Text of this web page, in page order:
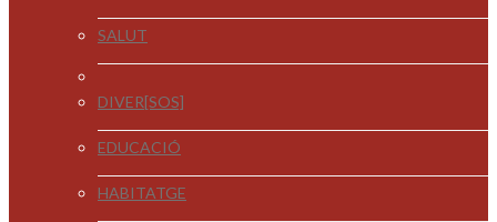
SALUT
DIVER[SOS]
EDUCACIÓ
HABITATGE